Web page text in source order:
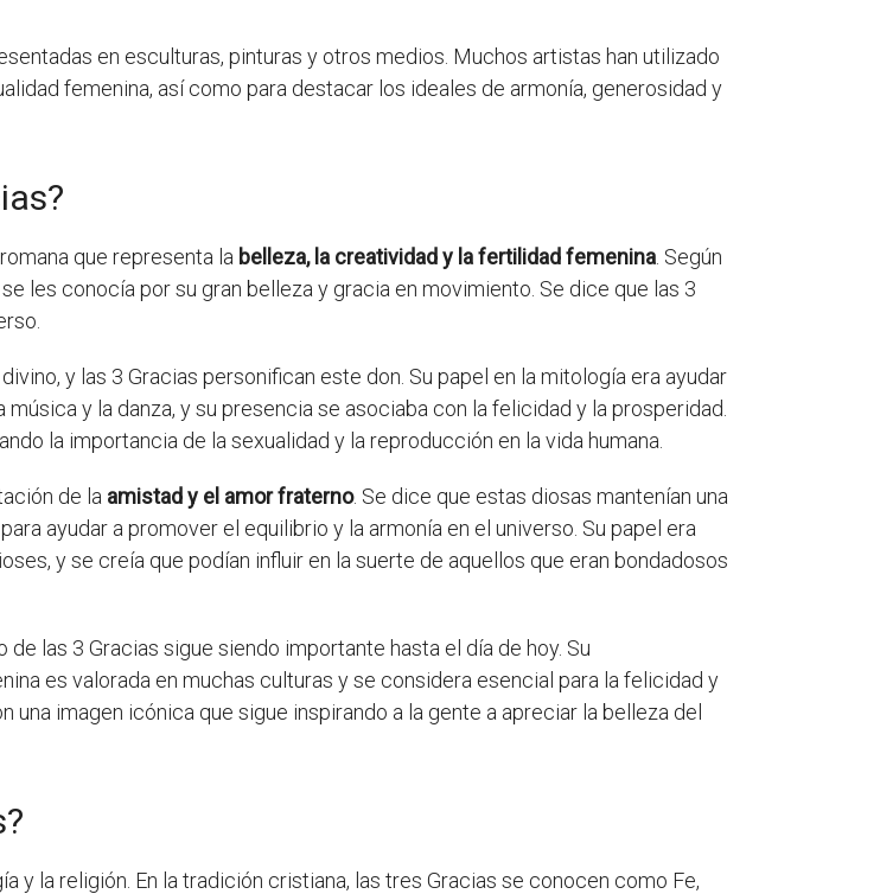
en esculturas, pinturas y otros medios. Muchos artistas han utilizado
femenina, así como para destacar los ideales de armonía, generosidad y
que representa la belleza, la creatividad y la fertilidad femenina . Según
les conocía por su gran belleza y gracia en movimiento. Se dice que las 3
y las 3 Gracias personifican este don. Su papel en la mitología era ayudar
y la danza, y su presencia se asociaba con la felicidad y la prosperidad.
la importancia de la sexualidad y la reproducción en la vida humana.
de la amistad y el amor fraterno. Se dice que estas diosas mantenían una
ayudar a promover el equilibrio y la armonía en el universo. Su papel era
y se creía que podían influir en la suerte de aquellos que eran bondadosos
las 3 Gracias sigue siendo importante hasta el día de hoy. Su
es valorada en muchas culturas y se considera esencial para la felicidad y
una imagen icónica que sigue inspirando a la gente a apreciar la belleza del
y la religión. En la tradición cristiana, las tres Gracias se conocen como Fe,